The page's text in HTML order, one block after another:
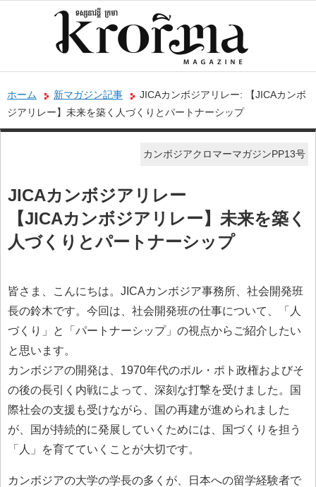
ホーム 新マガジン記事
JICAカンボジアリレー: 【JICAカンボ
ジアリレー】未来を築く人づくりとパートナーシップ
カンボジアクロマーマガジンPP13号
JICAカンボジアリレー
【JICAカンボジアリレー】未来を築く
人づくりとパートナーシップ
皆さま、こんにちは。JICAカンボジア事務所、社会開発班
長の鈴木です。今回は、社会開発班の仕事について、「人
づくり」と「パートナーシップ」の視点からご紹介したい
と思います。
カンボジアの開発は、1970年代のポル・ポト政権およびそ
の後の長引く内戦によって、深刻な打撃を受けました。国
際社会の支援も受けながら、国の再建が進められました
が、国が持続的に発展していくためには、国づくりを担う
「人」を育てていくことが大切です。
カンボジアの大学の学長の多くが、日本への留学経験者で